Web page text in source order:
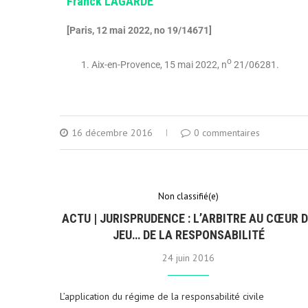
[Paris, 12 mai 2022, no 19/14671]
Aix-en-Provence, 15 mai 2022, no 21/06281.
16 décembre 2016 0 commentaires
Non classifié(e)
ACTU | JURISPRUDENCE : L’ARBITRE AU CŒUR
JEU… DE LA RESPONSABILITÉ
24 juin 2016
L’application du régime de la respon­sabilité civile